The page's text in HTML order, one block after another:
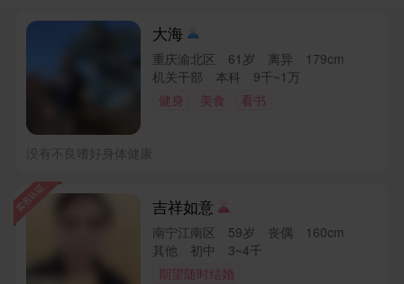
大海
重庆渝北区 61岁 离异 179cm
机关干部 本科 9千~1万
健身
美食 看书
没有不良嗜好身体健康
吉祥如意
南宁江南区 59岁 丧偶 160cm
其他 初中 3~4千
期望随时结婚